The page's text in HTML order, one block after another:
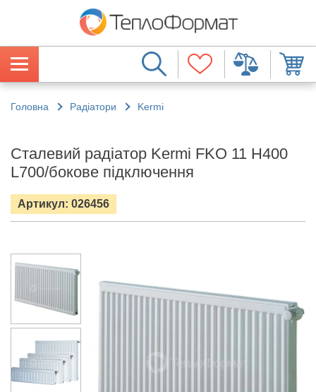
Головна Радіатори Kermi
Сталевий радіатор Kermi FKO 11 H400
L700/бокове підключення
Артикул: 026456